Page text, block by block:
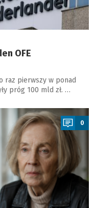
OFE
raz pierwszy w ponad
próg 100 mld zł. …
0